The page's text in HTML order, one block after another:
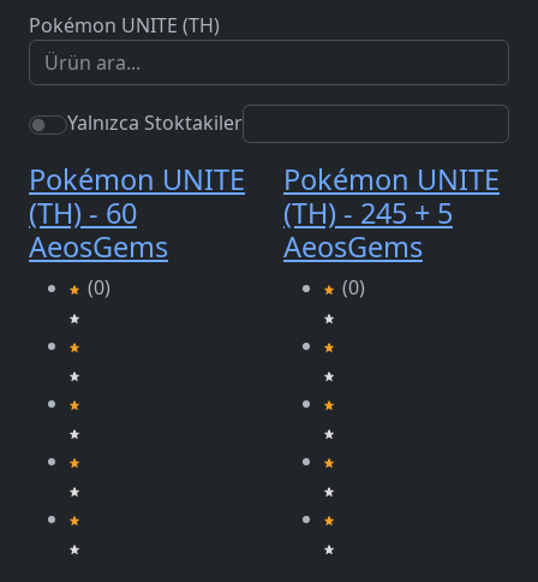
Pokémon UNITE (TH)
Yalnızca Stoktakiler
Pokémon UNITE
(TH) - 60
AeosGems
(0)
Pokémon UNITE
(TH) - 245 + 5
AeosGems
(0)